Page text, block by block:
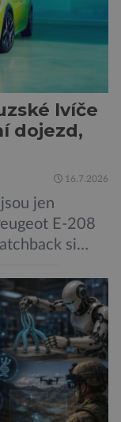
lvíče
dojezd,
16.7.2026
jen
E-208
si
ale hlavně
může být
za hranice
trefil do